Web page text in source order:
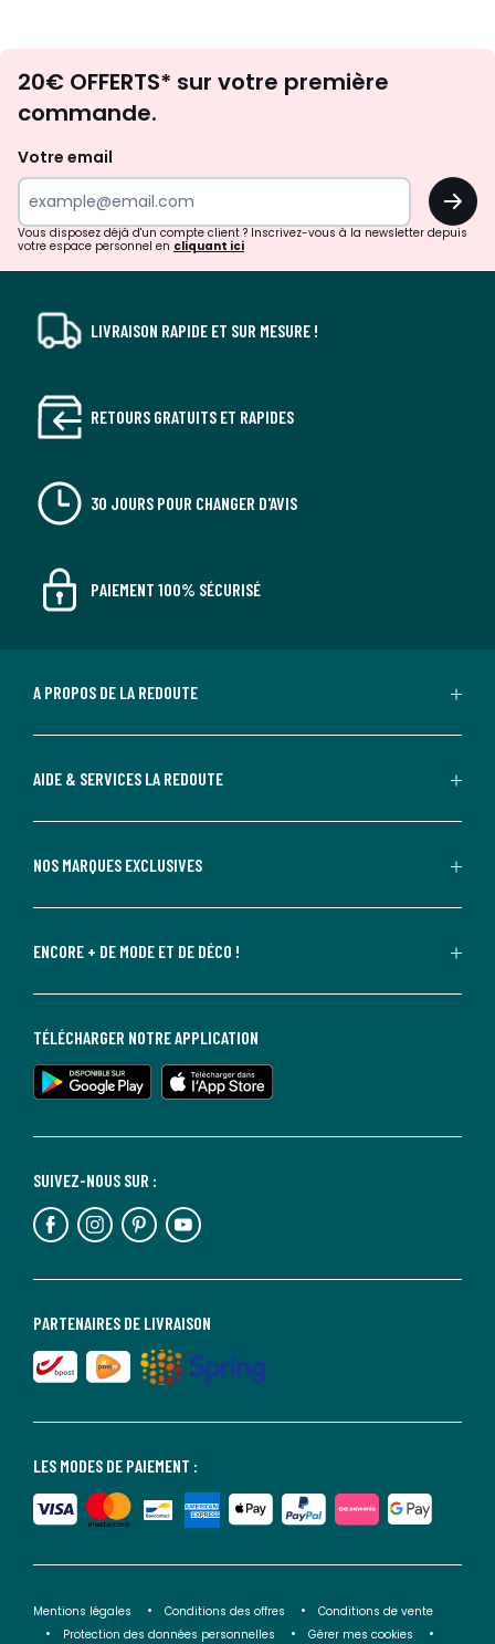
d'inspirations
surprises?
20€ OFFERTS* sur votre première
commande.
Votre email
OK
Vous disposez déjà d'un compte client ? Inscrivez-vous à la newsletter depuis
votre espace personnel en cliquant ici
LIVRAISON RAPIDE ET SUR MESURE !
RETOURS GRATUITS ET RAPIDES
30 JOURS POUR CHANGER D'AVIS
PAIEMENT 100% SÉCURISÉ
A PROPOS DE LA REDOUTE
AIDE & SERVICES LA REDOUTE
NOS MARQUES EXCLUSIVES
ENCORE + DE MODE ET DE DÉCO !
LES MODES DE PAIEMENT :
PARTENAIRES DE LIVRAISON
SUIVEZ-NOUS SUR :
TÉLÉCHARGER NOTRE APPLICATION
Mentions légales Conditions des offres
Conditions de vente
Protection des données personnelles
Gérer mes cookies